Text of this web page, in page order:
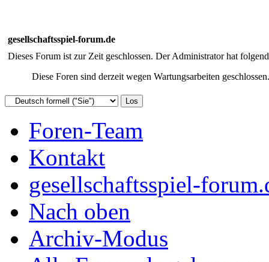
gesellschaftsspiel-forum.de
Dieses Forum ist zur Zeit geschlossen. Der Administrator hat
Diese Foren sind derzeit wegen Wartungsarbeiten
Foren-Team
Kontakt
gesellschaftsspiel-
Nach oben
Archiv-Modus